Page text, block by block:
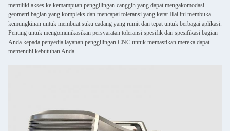
memiliki akses ke kemampuan penggilingan canggih yang dapat mengakomodasi
geometri bagian yang kompleks dan mencapai toleransi yang ketat.Hal ini membuka
kemungkinan untuk membuat suku cadang yang rumit dan tepat untuk berbagai aplikasi.
Penting untuk mengomunikasikan persyaratan toleransi spesifik dan spesifikasi bagian
Anda kepada penyedia layanan penggilingan CNC untuk memastikan mereka dapat
memenuhi kebutuhan Anda.